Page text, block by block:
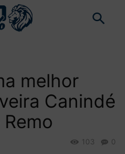
melhor
Canindé
0
103